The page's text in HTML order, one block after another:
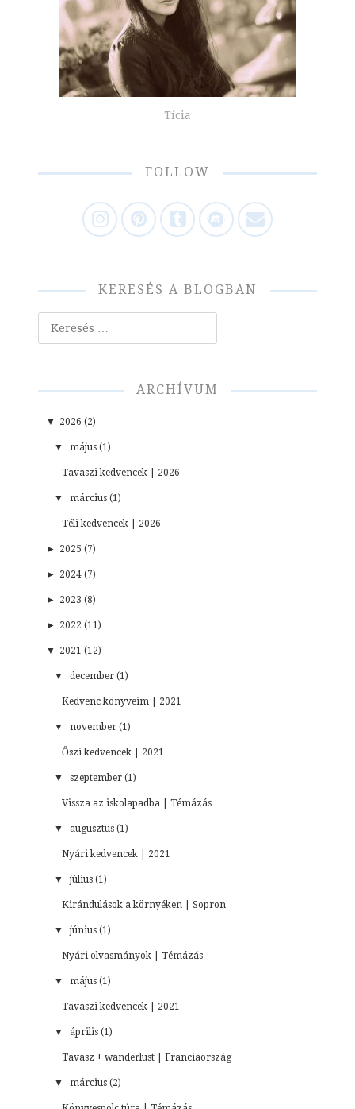
Tícia
FOLLOW
KERESÉS A BLOGBAN
Keresés
ARCHÍVUM
▼ 2026 (2)
▼ május (1)
Tavaszi kedvencek | 2026
▼ március (1)
Téli kedvencek | 2026
► 2025 (7)
► 2024 (7)
► 2023 (8)
► 2022 (11)
▼ 2021 (12)
▼ december (1)
Kedvenc könyveim | 2021
▼ november (1)
Őszi kedvencek | 2021
▼ szeptember (1)
Vissza az iskolapadba | Témázás
▼ augusztus (1)
Nyári kedvencek | 2021
▼ július (1)
Kirándulások a környéken | Sopron
▼ június (1)
Nyári olvasmányok | Témázás
▼ május (1)
Tavaszi kedvencek | 2021
▼ április (1)
Tavasz + wanderlust | Franciaország
▼ március (2)